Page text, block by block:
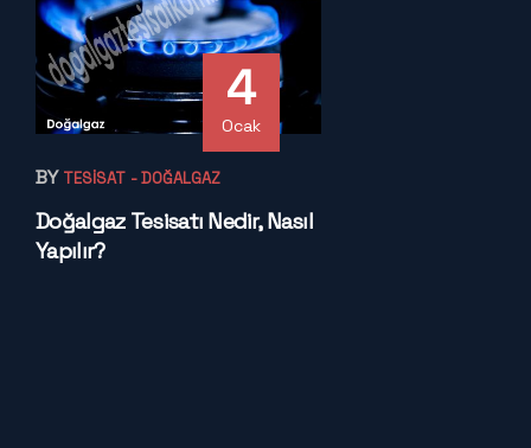
4
Ocak
BY TESISAT - DOĞALGAZ
Doğalgaz Tesisatı Nedir, Nasıl
Yapılır?